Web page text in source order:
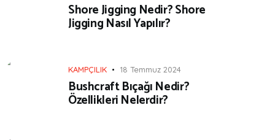
Shore Jigging Nedir? Shore
Jigging Nasıl Yapılır?
KAMPÇILIK 18 Temmuz 2024
Bushcraft Bıçağı Nedir?
Özellikleri Nelerdir?